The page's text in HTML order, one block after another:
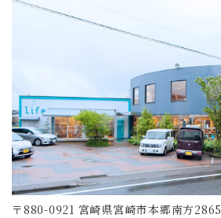
〒880-0921 宮崎県宮崎市本郷南方2865